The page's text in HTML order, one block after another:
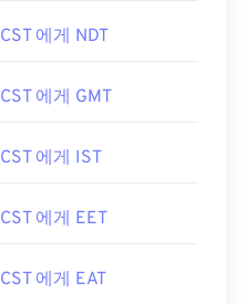
CST 에게 NDT
CST 에게 GMT
CST 에게 IST
CST 에게 EET
CST 에게 EAT